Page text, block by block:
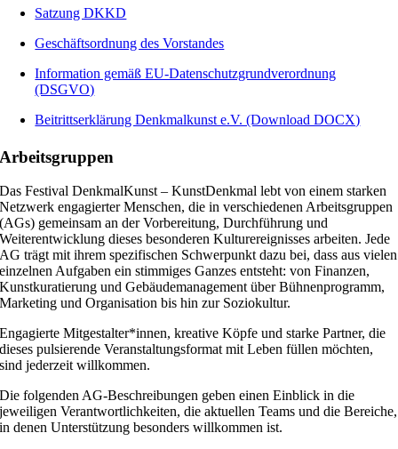
Satzung DKKD
Geschäftsordnung des Vorstandes
Information gemäß EU-Datenschutzgrundverordnung
(DSGVO)
Beitrittserklärung Denkmalkunst e.V. (Download DOCX)
Arbeitsgruppen
Das Festival DenkmalKunst – KunstDenkmal lebt von einem starken
Netzwerk engagierter Menschen, die in verschiedenen Arbeitsgruppen
(AGs) gemeinsam an der Vorbereitung, Durchführung und
Weiterentwicklung dieses besonderen Kulturereignisses arbeiten. Jede
AG trägt mit ihrem spezifischen Schwerpunkt dazu bei, dass aus vielen
einzelnen Aufgaben ein stimmiges Ganzes entsteht: von Finanzen,
Kunstkuratierung und Gebäudemanagement über Bühnenprogramm,
Marketing und Organisation bis hin zur Soziokultur.
Engagierte Mitgestalter*innen, kreative Köpfe und starke Partner, die
dieses pulsierende Veranstaltungsformat mit Leben füllen möchten,
sind jederzeit willkommen.
Die folgenden AG-Beschreibungen geben einen Einblick in die
jeweiligen Verantwortlichkeiten, die aktuellen Teams und die Bereiche,
in denen Unterstützung besonders willkommen ist.